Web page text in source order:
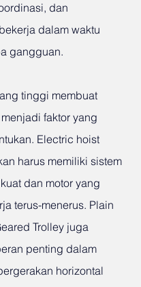
dan
dalam waktu
gangguan.
tinggi membuat
faktor yang
Electric hoist
harus memiliki sistem
dan motor yang
terus-menerus. Plain
Trolley juga
penting dalam
horizontal